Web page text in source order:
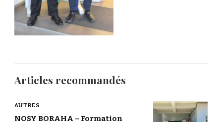
Articles recommandés
AUTRES
NOSY BORAHA – Formation